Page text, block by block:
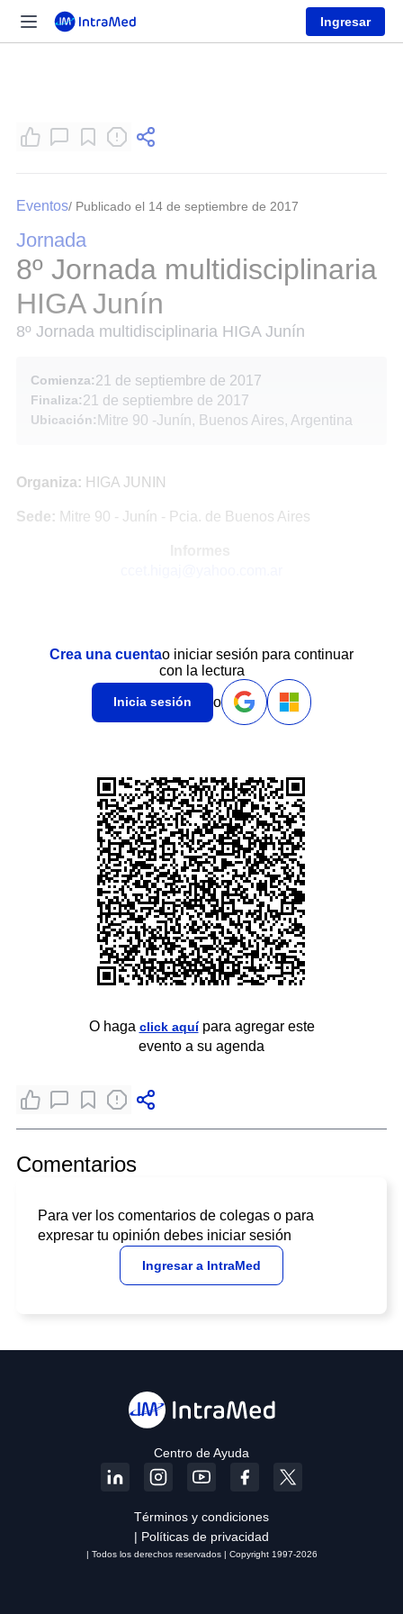
Ingresar
Eventos/ Publicado el 14 de septiembre de 2017
Jornada
8º Jornada multidisciplinaria
HIGA Junín
8º Jornada multidisciplinaria HIGA Junín
Comienza:21 de septiembre de 2017
Finaliza:21 de septiembre de 2017
Ubicación: Mitre 90 -Junín, Buenos Aires, Argentina
Organiza: HIGA JUNIN
Sede: Mitre 90 - Junín - Pcia. de Buenos Aires
Crea una cuentao iniciar sesión para continuar
con la lectura
Inicia sesión o
O haga click aquípara agregar este
evento a su agenda
Comentarios
Para ver los comentarios de colegas o para
expresar tu opinión debes iniciar sesión
Ingresar a IntraMed
Centro de Ayuda
Términos y condiciones
| Políticas de privacidad
| Todos los derechos reservados | Copyright 1997-2026